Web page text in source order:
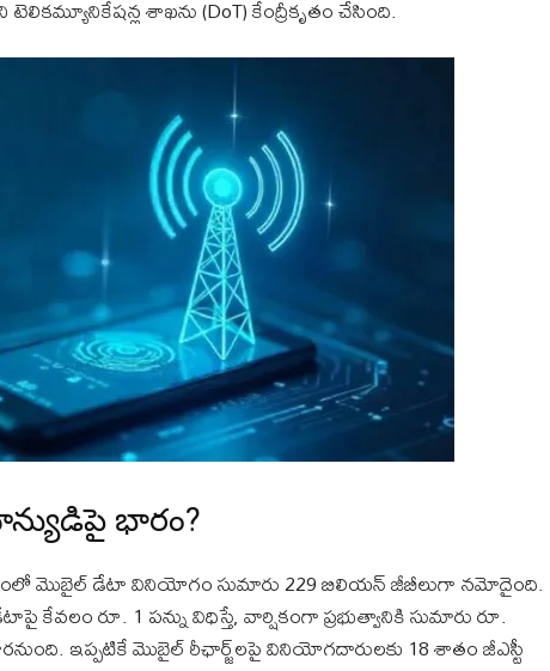
శాఖను (DoT) కేంద్రీకృతం చేసింది.
భారం?
మొబైల్ డేటా వినియోగం సుమారు 229 బిలియన్ జీబీలుగా నమోదైంది.
కేవలం రూ. 1 పన్ను విధిస్తే, వార్షికంగా ప్రభుత్వానికి సుమారు రూ.
ఇప్పటికే మొబైల్ రీఛార్జ్‌లపై వినియోగదారులకు 18 శాతం జీఎస్టీ